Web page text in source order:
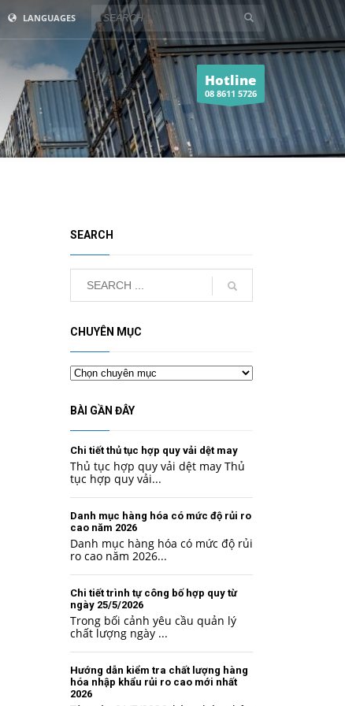
LANGUAGES
Hotline
08 8611 5726
SEARCH
CHUYÊN MỤC
Chuyên
mục
BÀI GẦN ĐÂY
Chi tiết thủ tục hợp quy vải dệt may
Thủ tục hợp quy vải dệt may Thủ
tục hợp quy vải...
Danh mục hàng hóa có mức độ rủi ro
cao năm 2026
Danh mục hàng hóa có mức độ rủi
ro cao năm 2026...
Chi tiết trình tự công bố hợp quy từ
ngày 25/5/2026
Trong bối cảnh yêu cầu quản lý
chất lượng ngày ...
Hướng dẫn kiểm tra chất lượng hàng
hóa nhập khẩu rủi ro cao mới nhất
2026